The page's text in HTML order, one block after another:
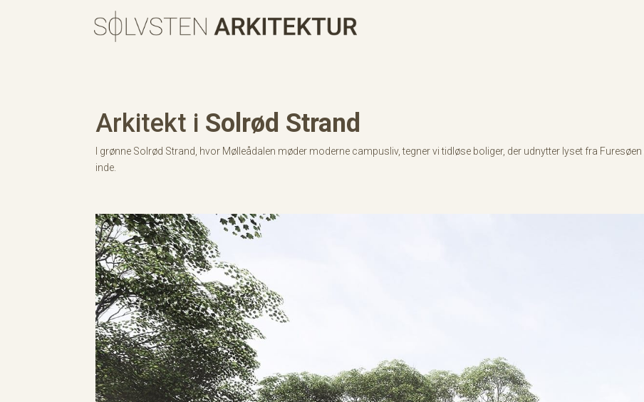
Arkitekt i Solrød Strand
I grønne Solrød Strand, hvor Mølleådalen møder moderne campusliv, tegner vi tidløse boliger, der udnytter lyset fra
inde.